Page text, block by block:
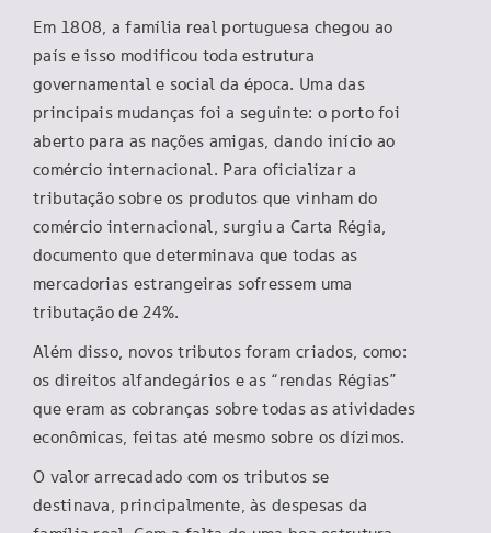
Em 1808, a família real portuguesa chegou ao
país e isso modificou toda estrutura
governamental e social da época. Uma das
principais mudanças foi a seguinte: o porto foi
aberto para as nações amigas, dando início ao
comércio internacional. Para oficializar a
tributação sobre os produtos que vinham do
comércio internacional, surgiu a Carta Régia,
documento que determinava que todas as
mercadorias estrangeiras sofressem uma
tributação de 24%.
Além disso, novos tributos foram criados, como:
os direitos alfandegários e as “rendas Régias”
que eram as cobranças sobre todas as atividades
econômicas, feitas até mesmo sobre os dízimos.
O valor arrecadado com os tributos se
destinava, principalmente, às despesas da